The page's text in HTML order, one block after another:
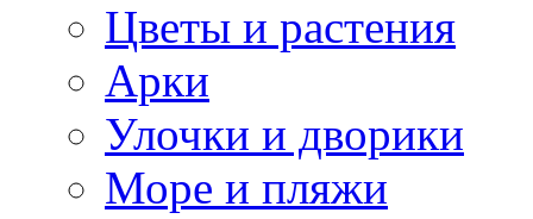
Цветы и растения
Арки
Улочки и дворики
Море и пляжи